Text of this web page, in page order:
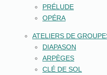
PRÉLUDE
OPÉRA
ATELIERS DE
DIAPASON
ARPÈGES
CLÉ DE SOL